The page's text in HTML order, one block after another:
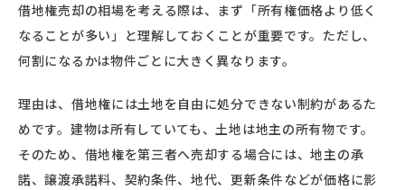
借地権売却の相場を考える際は、まず「所有権価格より低く
なることが多い」と理解しておくことが重要です。ただし、
何割になるかは物件ごとに大きく異なります。
理由は、借地権には土地を自由に処分できない制約があるた
めです。建物は所有していても、土地は地主の所有物です。
そのため、借地権を第三者へ売却する場合には、地主の承
諾、譲渡承諾料、契約条件、地代、更新条件などが価格に影